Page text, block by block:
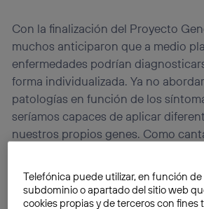
Con la finalización del Proyecto
muchos anticiparon que a medio
enfermedades podrían
forma individualizada. Ya no
patologías en función de los
seríamos capaces de aplicar
nuestros propios genes. Como
La anteriormente conocida como
Telefónica puede utilizar, en función de
subdominio o apartado del sitio web
cookies propias y de terceros con fines